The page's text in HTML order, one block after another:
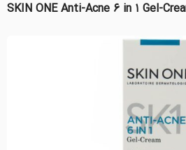
SKIN ONE Anti-Acne 6 in 1 Gel-